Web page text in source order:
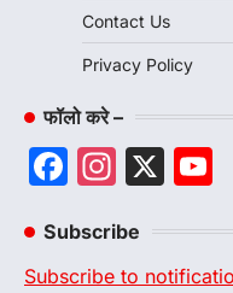
Contact Us
Privacy Policy
फॉलो करे –
Facebook
X
Subscribe
Subscribe to